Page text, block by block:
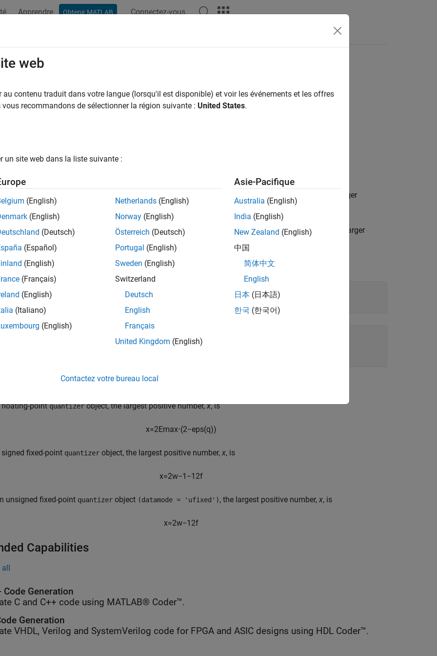
Apprendre Obtenir MATLAB Connectez-vous
positive fixed-point value or quantized number
is the largest real-world value that can be represented in the data type of object
. Anything larger
is the largest quantized number that can be represented where is a quantizerobject. Anything larger
'float'
pointquantizerobject, the largest positive number,x, is
x=2Emax⋅(2−eps(q))
signed fixed-point quantizer object, the largest positive number, x, is
x=2w−1 −1 2f
unsigned fixed-point quantizer object (datamode = 'ufixed'), the largest positive number, x, is
x=2w−1 2f
Capabilities
all
Code Generation
C and C++ code using MATLAB® Coder™.
Generation
VHDL, Verilog and SystemVerilog code for FPGA and ASIC designs using HDL Coder™.
web
au contenu traduit dans votre langue (lorsqu'il est disponible) et voir les événements et les offres
vous recommandons de sélectionner la région suivante : United States.
un site web dans la liste suivante :
(English)
(English)
(Deutsch)
(Español)
(English)
(Français)
(English)
(Italiano)
(English)
Netherlands (English)
Norway (English)
Österreich (Deutsch)
Portugal (English)
Sweden (English)
Switzerland
Deutsch
English
Français
United Kingdom (English)
Asie-Pacifique
Australia (English)
India (English)
New Zealand (English)
中国
简体中文
English
日本 (日本語)
한국 (한국어)
Contactez votre bureau local